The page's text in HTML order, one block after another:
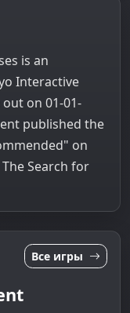
is an
Interactive
on 01-01-
published the
on
The Search for
Все игры